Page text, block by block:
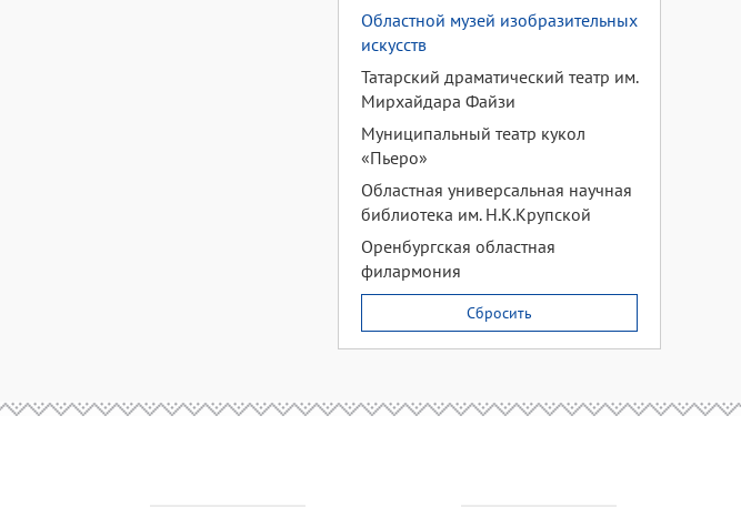
Областной музей изобразительных
искусств
Татарский драматический театр им.
Мирхайдара Файзи
Муниципальный театр кукол
«Пьеро»
Областная универсальная научная
библиотека им. Н.К.Крупской
Оренбургская областная
филармония
Сбросить